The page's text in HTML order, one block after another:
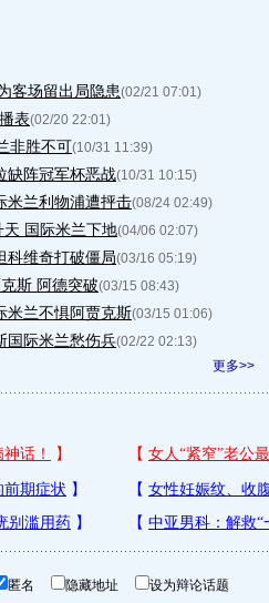
客场留出局隐患(02/21 07:01)
表(02/20 22:01)
非胜不可(10/31 11:39)
缺阵冠军杯恶战(10/31 10:15)
米兰利物浦遭抨击(08/24 02:49)
国际米兰下地(04/06 02:07)
科维奇打破僵局(03/16 05:19)
斯 阿德突破(03/15 08:43)
米兰不惧阿贾克斯(03/15 01:06)
国际米兰愁伤兵(02/22 02:13)
更多>>
匿名 隐藏地址 设为辩论话题